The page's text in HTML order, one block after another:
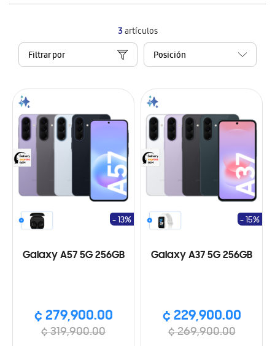
3artículos
Filtrar por
Galaxy A57 5G 256GB
¢ 279,900.00
¢ 319,900.00
- 13%
Galaxy A37 5G 256GB
¢ 229,900.00
¢ 269,900.00
- 15%